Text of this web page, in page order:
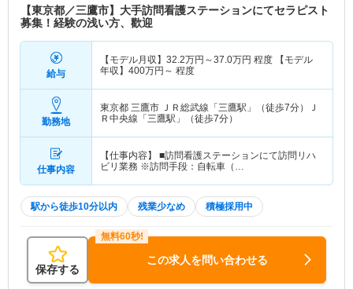
【東京都／三鷹市】大手訪問看護ステーションにてセラピスト
募集！経験の浅い方、歡迎
給与
【モデル月収】 32.2万円～37.0万円 程度 【モデル
年収】 400万円～ 程度
勤務地
東京都 三鷹市 ＪＲ総武線「三鷹駅」（徒歩7分）Ｊ
Ｒ中央線「三鷹駅」（徒歩7分）
仕事内容
【仕事内容】 ■訪問看護ステーションにて訪問リハ
ビリ業務 ※訪問手段：自転車（…
駅から徒歩10分以内 残業少なめ 積極採用中
保存する
この求人を問い合わせる